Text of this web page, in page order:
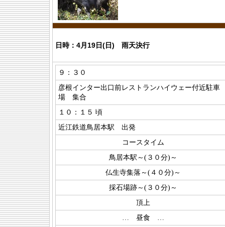
日時：4月19日(日) 雨天決行
９：３０
彦根インター出口前レストランハイウェー付近駐車
場 集合
１０：１５ 頃
近江鉄道鳥居本駅 出発
コースタイム
鳥居本駅～(３０分)～
仏生寺集落～(４０分)～
採石場跡～(３０分)～
頂上
… 昼食 …